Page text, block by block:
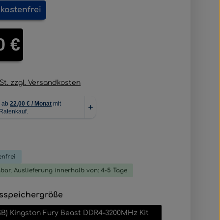
€
zzgl. Versandkosten
Bewertung von 0 von 5 Sternen
Auslieferung innerhalb von: 4-5 Tage
auswählen
Kingston Fury Beast DDR4-3200MHz Kit